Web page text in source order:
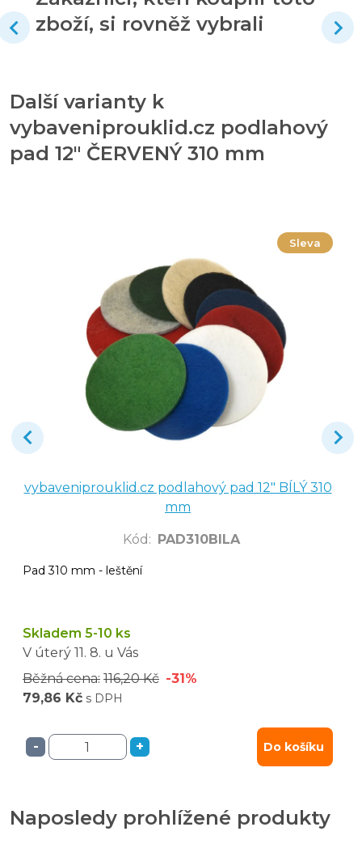
zboží, si rovněž vybrali
Další varianty k
vybaveniprouklid.cz podlahový
pad 12" ČERVENÝ 310 mm
Sleva
vybaveniprouklid.cz podlahový pad 12" BÍLÝ 310
mm
Kód : PAD310BILA
Pad 310 mm - leštění
Skladem 5-10 ks
V úterý 11. 8. u Vás
Běžná cena: 116,20 Kč -31%
79,86 Kč s DPH
- + Do košíku
Naposledy prohlížené produkty